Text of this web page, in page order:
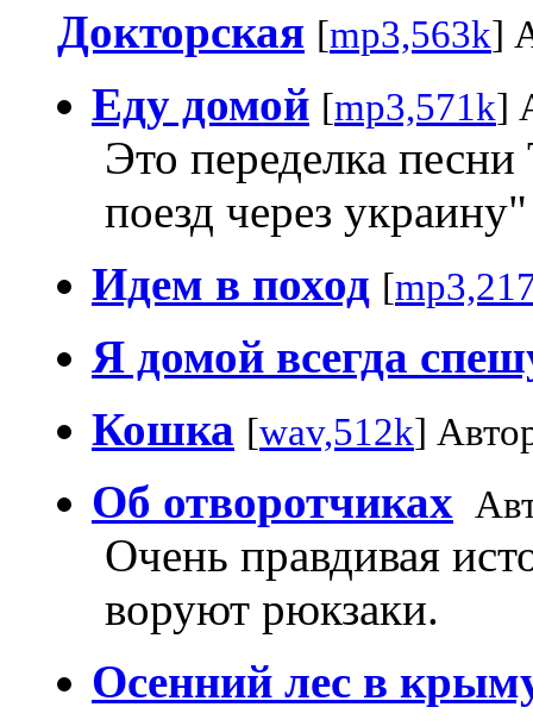
Докторская [mp3,563k]
Еду домой [mp3,571k]
Это переделка
поезд через украину"
Идем в поход [
Я домой всегда
Кошка [wav,512k]
Об отворотчиках
Очень правдивая
воруют рюкзаки.
Осенний лес в